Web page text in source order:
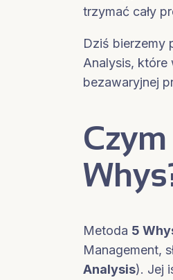
trzymać cały
Dziś bierzemy
Analysis, które
bezawaryjnej
Metoda 5
Management,
Analysis). Jej